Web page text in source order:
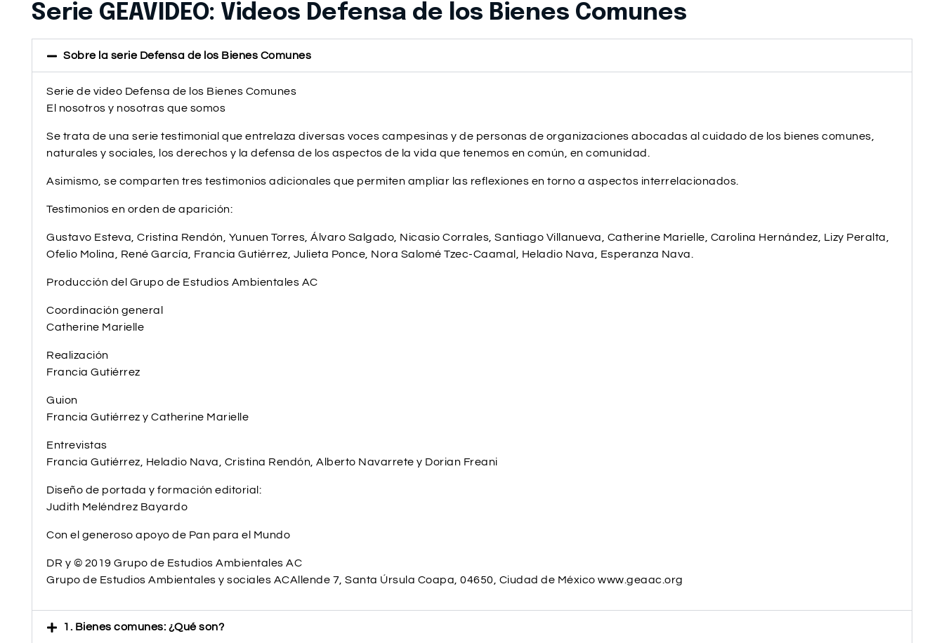
Serie GEAVIDEO: Videos Defensa de los Bienes Comunes
Sobre la serie Defensa de los Bienes Comunes
Serie de video Defensa de los Bienes Comunes
El nosotros y nosotras que somos
Se trata de una serie testimonial que entrelaza diversas voces campesinas y de personas de organizaciones abocadas al cuidado de los bienes comunes,
naturales y sociales, los derechos y la defensa de los aspectos de la vida que tenemos en común, en comunidad.
Asimismo, se comparten tres testimonios adicionales que permiten ampliar las reflexiones en torno a aspectos interrelacionados.
Testimonios en orden de aparición:
Gustavo Esteva, Cristina Rendón, Yunuen Torres, Álvaro Salgado, Nicasio Corrales, Santiago Villanueva, Catherine Marielle, Carolina Hernández, Lizy Peralta,
Ofelio Molina, René García, Francia Gutiérrez, Julieta Ponce, Nora Salomé Tzec-Caamal, Heladio Nava, Esperanza Nava.
Producción del Grupo de Estudios Ambientales AC
Coordinación general
Catherine Marielle
Realización
Francia Gutiérrez
Guion
Francia Gutiérrez y Catherine Marielle
Entrevistas
Francia Gutiérrez, Heladio Nava, Cristina Rendón, Alberto Navarrete y Dorian Freani
Diseño de portada y formación editorial:
Judith Meléndrez Bayardo
Con el generoso apoyo de Pan para el Mundo
DR y © 2019 Grupo de Estudios Ambientales AC
Grupo de Estudios Ambientales y sociales ACAllende 7, Santa Úrsula Coapa, 04650, Ciudad de México www.geaac.org
1. Bienes comunes: ¿Qué son?